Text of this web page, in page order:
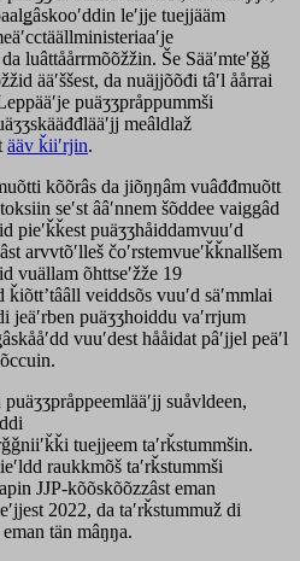
leʹjje tuejjääm
luâttåårrmõõžžin. Še Sääʹmteʹǧǧ
ääʹššest, da nuäjjõõđi tâʹl åårrai
puäʒʒpråppummši
meâldlaž
ääv ǩiiʹrjin.
kõõrâs da jiõŋŋâm vuâđđmuõtt
seʹst ââʹnnem šõddee vaiggâd
pieʹǩǩest puäʒʒhåiddamvuuʹd
arvvtõʹlleš čoʹrstemvueʹǩǩnallšem
vuällam õhttseʹžže 19
veiddsõs vuuʹd säʹmmlai
jeäʹrben puäʒʒhoiddu vaʹrrjum
vuuʹdest hååidat pâʹjjel peäʹl
suåvldeen,
tuejjeem taʹrǩstummšin.
raukkmõš taʹrǩstummši
JJP-kõõskõõzzâst eman
2022, da taʹrǩstummuž di
tän mâŋŋa.